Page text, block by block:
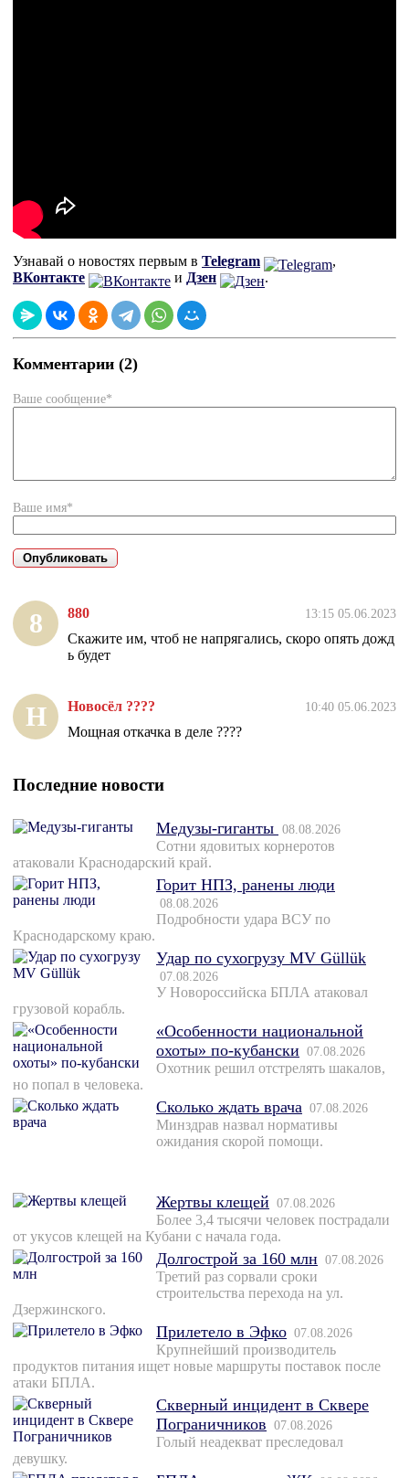
Узнавай о новостях первым в Telegram
,
ВКонтакте
и Дзен .
Комментарии (2)
Ваше сообщение*
Ваше имя*
8 880 13:15 05.06.2023
Скажите им, чтоб не напрягались, скоро опять дожд
ь будет
Н Новосёл ???? 10:40 05.06.2023
Мощная откачка в деле ????
Последние новости
Медузы-гиганты 08.08.2026
Сотни ядовитых корнеротов
атаковали Краснодарский край.
Горит НПЗ, ранены люди
08.08.2026
Подробности удара ВСУ по
Краснодарскому краю.
Удар по сухогрузу MV Güllük
07.08.2026
У Новороссийска БПЛА атаковал
грузовой корабль.
«Особенности национальной
охоты» по-кубански 07.08.2026
Охотник решил отстрелять шакалов,
но попал в человека.
Сколько ждать врача 07.08.2026
Минздрав назвал нормативы
ожидания скорой помощи.
Жертвы клещей 07.08.2026
Более 3,4 тысячи человек пострадали
от укусов клещей на Кубани с начала года.
Долгострой за 160 млн 07.08.2026
Третий раз сорвали сроки
строительства перехода на ул.
Дзержинского.
Прилетело в Эфко 07.08.2026
Крупнейший производитель
продуктов питания ищет новые маршруты поставок после
атаки БПЛА.
Скверный инцидент в Сквере
Пограничников 07.08.2026
Голый неадекват преследовал
девушку.